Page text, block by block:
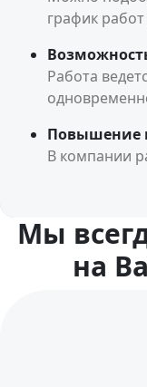
график
Работа
Повышение
В компании
Мы
на